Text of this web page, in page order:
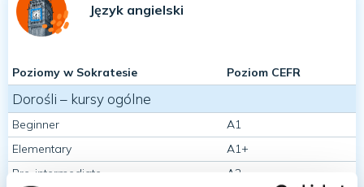
Język angielski
Poziomy w Sokratesie Poziom CEFR
Dorośli – kursy ogólne
Beginner
A1
Elementary
A1+
Pre-intermediate
A2